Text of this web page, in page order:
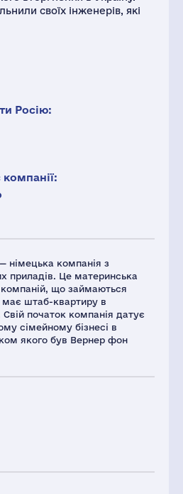
німецька компанія з
приладів. Це материнська
компаній, що займаються
має штаб-квартиру в
Свій початок компанія датує
сімейному бізнесі в
якого був Вернер фон
своїх інженерів, які
Росію: